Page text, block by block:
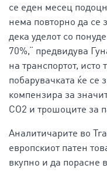
се еден месец
нема повторно да се
дека уделот со
70%,“ предвидува
на транспортот, исто
побарувачката ќе се
компензира за
CO2 и трошоците за
Аналитичарите во
европскиот патен
вкупно и да порасне